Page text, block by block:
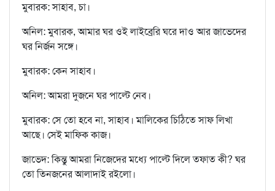
মুবারক: সাহাব, চা।
অনিল: মুবারক, আমার ঘর ওই লাইব্রেরি ঘরে দাও আর জাভেদের
ঘর নির্জন সঙ্গে।
মুবারক: কেন সাহাব।
অনিল: আমরা দুজনে ঘর পাল্টে নেব।
মুবারক: সে তো হবে না, সাহাব। মালিকের চিঠিতে সাফ লিখা
আছে। সেই মাফিক কাজ।
জাভেদ: কিন্তু আমরা নিজেদের মধ্যে পাল্টে দিলে তফাত কী? ঘর
তো তিনজনের আলাদাই রইলো।